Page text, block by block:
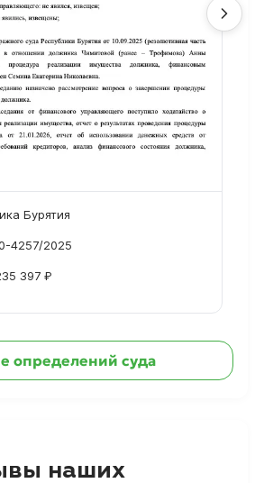
Бурятия
4257/2025
397 ₽
определений суда
наших